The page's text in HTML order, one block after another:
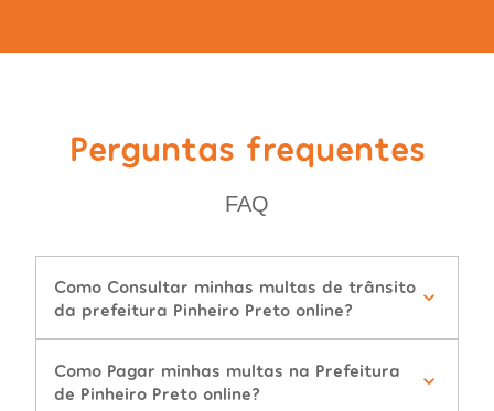
Perguntas frequentes
FAQ
Como Consultar minhas multas de trânsito
da prefeitura Pinheiro Preto online?
Como Pagar minhas multas na Prefeitura
de Pinheiro Preto online?